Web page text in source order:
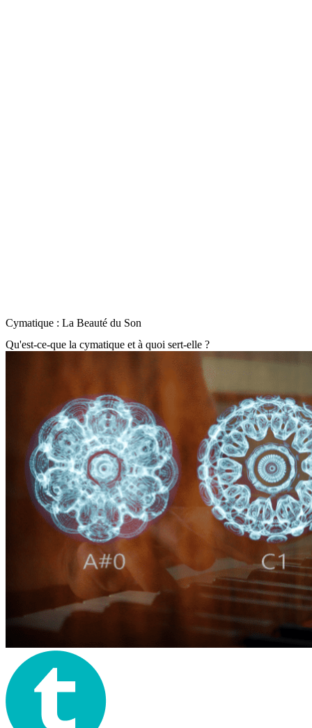
Cymatique : La Beauté du Son
Qu'est-ce-que la cymatique et à quoi sert-elle ?